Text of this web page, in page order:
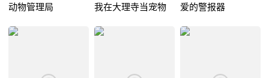
动物管理局 我在大理寺当宠物 爱的警报器